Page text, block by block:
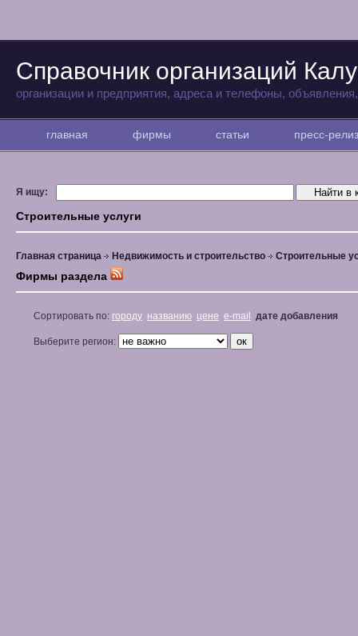
Справочник организаций
организации и предприятия, адреса и телефоны,
главная фирмы статьи пресс-
Я ищу:
Строительные услуги
Главная страница Недвижимость и строительство Строительные
Фирмы раздела
Сортировать по: городу названию цене e-mail дате добавления
Выберите регион: